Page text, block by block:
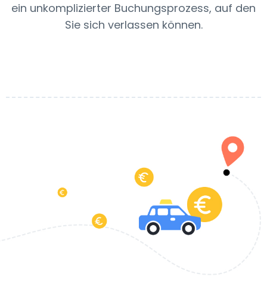
ein unkomplizierter Buchungsprozess, auf den
Sie sich verlassen können.